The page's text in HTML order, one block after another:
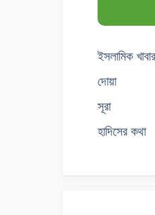
ইসলামিক খাবার
দোয়া
সূরা
হাদিসের কথা